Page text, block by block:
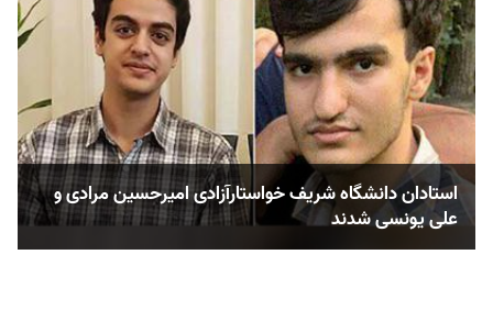
استادان دانشگاه شریف خواستارآزادی امیرحسین مرادی و
علی یونسی شدند